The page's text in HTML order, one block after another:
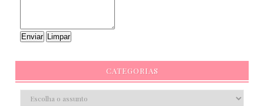
CATEGORIAS